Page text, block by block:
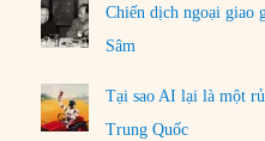
Chiến dịch ngoại giao
Sâm
Tại sao AI lại là một
Trung Quốc